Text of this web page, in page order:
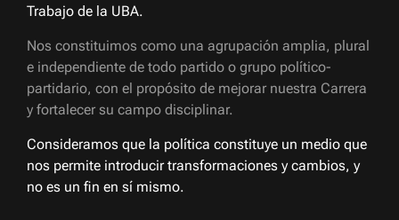
Trabajo de la UBA.
Nos constituimos como una agrupación amplia, plural
e independiente de todo partido o grupo político-
partidario, con el propósito de mejorar nuestra Carrera
y fortalecer su campo disciplinar.
Consideramos que la política constituye un medio que
nos permite introducir transformaciones y cambios, y
no es un fin en sí mismo.